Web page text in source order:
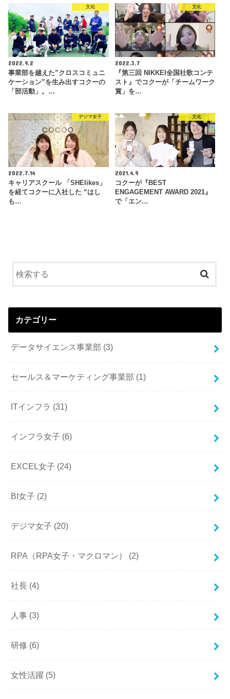
文化
2022.9.2
事業部を越えた”クロスコミュニ
ケーション”を生み出すコクーの
「部活動」。…
文化
2022.3.7
『第三回 NIKKEI全国社歌コンテ
スト』でコクーが「チームワーク
賞」を…
デジマ女子
2022.7.14
キャリアスクール 「SHElikes」
を経てコクーに入社した “はし
も…
文化
2021.4.9
コクーが『BEST
ENGAGEMENT AWARD 2021』
で「エン…
カテゴリー
データサイエンス事業部 (3)
セールス＆マーケティング事業部 (1)
ITインフラ (31)
インフラ女子 (6)
EXCEL女子 (24)
BI女子 (2)
デジマ女子 (20)
RPA（RPA女子・マクロマン） (2)
社長 (4)
人事 (3)
研修 (6)
女性活躍 (5)